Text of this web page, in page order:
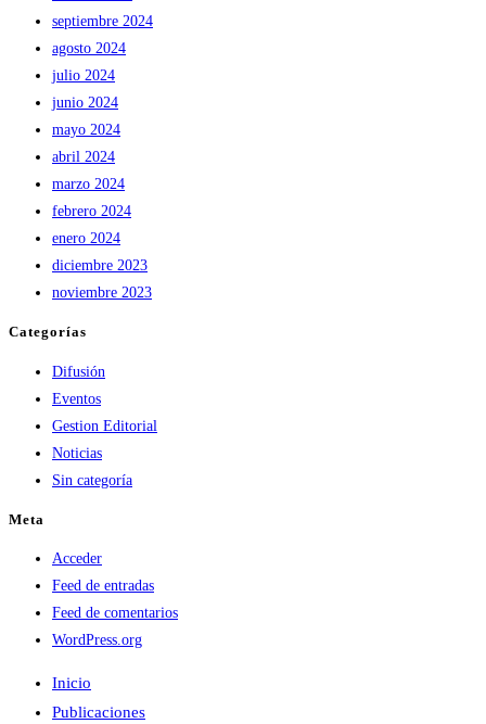
septiembre 2024
agosto 2024
julio 2024
junio 2024
mayo 2024
abril 2024
marzo 2024
febrero 2024
enero 2024
diciembre 2023
noviembre 2023
Categorías
Difusión
Eventos
Gestion Editorial
Noticias
Sin categoría
Meta
Acceder
Feed de entradas
Feed de comentarios
WordPress.org
Inicio
Publicaciones